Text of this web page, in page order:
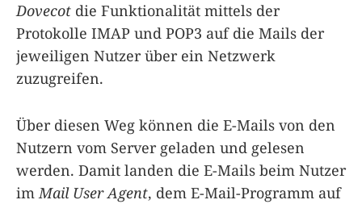
Dovecot die Funktionalität mittels der
Protokolle IMAP und POP3 auf die Mails der
jeweiligen Nutzer über ein Netzwerk
zuzugreifen.
Über diesen Weg können die E-Mails von den
Nutzern vom Server geladen und gelesen
werden. Damit landen die E-Mails beim Nutzer
imMail User Agent, dem E-Mail-Programm auf